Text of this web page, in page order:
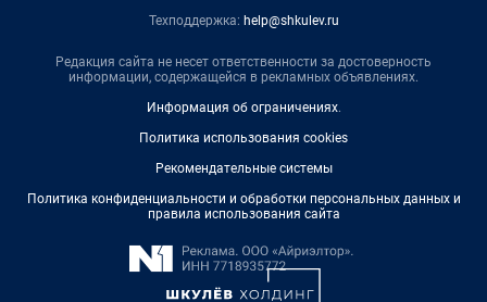
Техподдержка: help@shkulev.ru
Редакция сайта не несет ответственности за достоверность
информации, содержащейся в рекламных объявлениях.
Информация об ограничениях.
Политика использования cookies
Рекомендательные системы
Политика конфиденциальности и обработки персональных данных и
правила использования сайта